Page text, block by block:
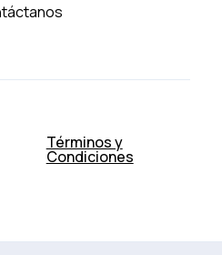
Términos y
Condiciones